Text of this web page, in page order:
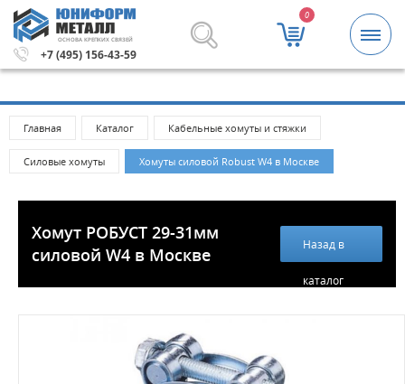
ОСНОВА КРЕПКИХ СВЯЗЕЙ
+7 (495) 156-43-59
0
Метизы и крепежные изделия оптом.
Главная Каталог Кабельные хомуты и стяжки
Силовые хомуты Хомуты силовой Robust W4 в Москве
Хомут РОБУСТ 29-31мм
силовой W4 в Москве
Назад в
каталог